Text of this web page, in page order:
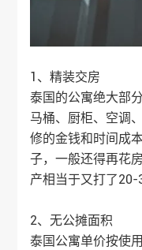
1、精装交房
泰国的公寓绝大部
马桶、厨柜、空调
修的金钱和时间成
子，一般还得再花
产相当于又打了20-
2、无公摊面积
泰国公寓单价按使